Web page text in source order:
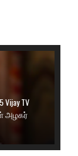
Vijay TV
அழகர்